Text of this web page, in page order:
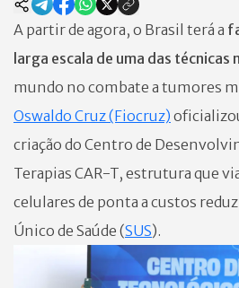
A partir de agora, o Brasil terá a
larga escala de uma das técnicas
mundo no combate a tumores
Oswaldo Cruz (Fiocruz)
criação do Centro de
Terapias CAR-T, estrutura que
celulares de ponta a custos
Único de Saúde (SUS).